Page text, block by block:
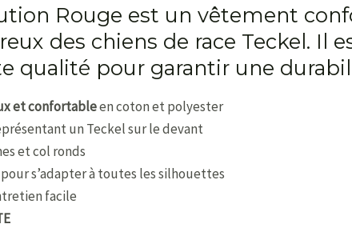
Rouge est un vêtement
des chiens de race Teckel. Il
qualité pour garantir une
et confortableen coton et polyester
un Teckel sur le devant
et col ronds
s’adapter à toutes les silhouettes
facile